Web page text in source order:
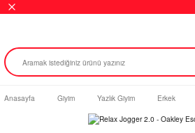
Anasayfa Giyim Yazlık Giyim Erkek